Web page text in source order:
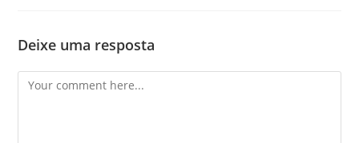
Deixe uma resposta
Comment